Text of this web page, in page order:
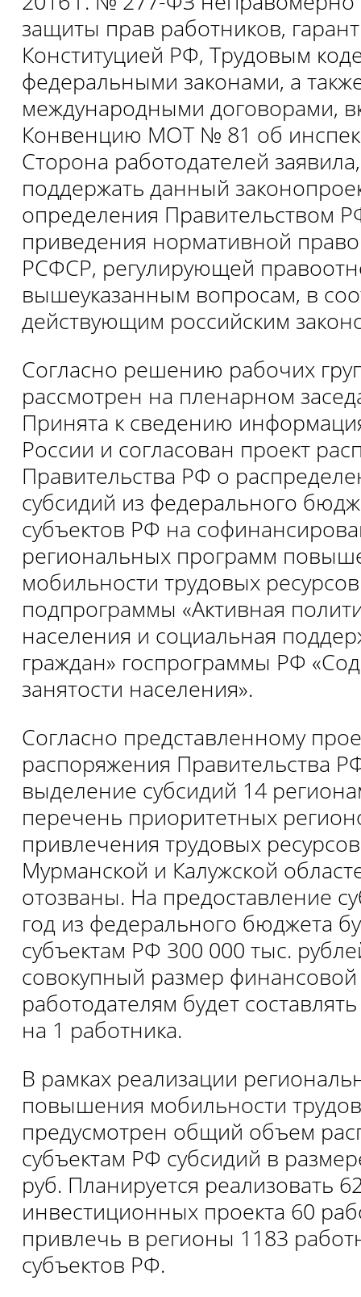
защиты прав работников,
Конституцией РФ, Трудовым
федеральными законами, а
международными договорами,
Конвенцию МОТ № 81 об
Сторона работодателей
поддержать данный
определения Правительством
приведения нормативной
РСФСР, регулирующей
вышеуказанным вопросам, в
действующим российским
Согласно решению рабочих
рассмотрен на пленарном
Принята к сведению
России и согласован проект
Правительства РФ о
субсидий из федерального
субъектов РФ на
региональных программ
мобильности трудовых
подпрограммы «Активная
населения и социальная
граждан» госпрограммы РФ
занятости населения».
Согласно представленному
распоряжения Правительства
выделение субсидий 14
перечень приоритетных
привлечения трудовых
Мурманской и Калужской
отозваны. На предоставление
год из федерального бюджета
субъектам РФ 300 000 тыс.
совокупный размер
работодателям будет
на 1 работника.
В рамках реализации
повышения мобильности
предусмотрен общий объем
субъектам РФ субсидий в
руб. Планируется реализовать
инвестиционных проекта 60
привлечь в регионы 1183
субъектов РФ.